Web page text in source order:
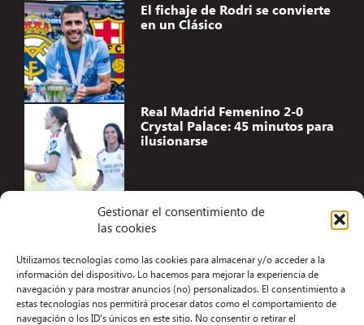
Gestionar el consentimiento de
las cookies
Utilizamos tecnologías como las cookies para almacenar y/o acceder a la
información del dispositivo. Lo hacemos para mejorar la experiencia de
navegación y para mostrar anuncios (no) personalizados. El consentimiento a
estas tecnologías nos permitirá procesar datos como el comportamiento de
navegación o los ID's únicos en este sitio. No consentir o retirar el
El fichaje de Rodri se convierte
en un Clásico
Real Madrid Femenino 2-0
Crystal Palace: 45 minutos para
ilusionarse
Aviso Legal
Términos y condiciones